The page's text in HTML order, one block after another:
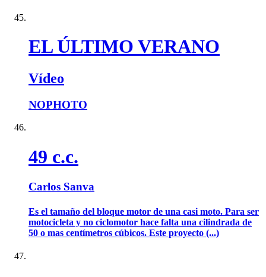
EL ÚLTIMO VERANO
Vídeo
NOPHOTO
49 c.c.
Carlos Sanva
Es el tamaño del bloque motor de una casi moto. Para ser
motocicleta y no ciclomotor hace falta una cilindrada de
50 o mas centímetros cúbicos. Este proyecto (...)